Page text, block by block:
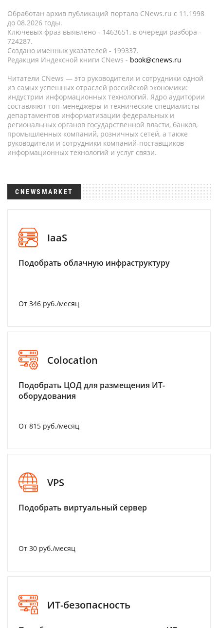
Обработан архив публикаций портала CNews.ru c 11.1998
до 08.2026 годы.
Ключевых фраз выявлено - 1463651, в очереди разбора -
724287.
Создано именных указателей - 199337.
Редакция Индексной книги CNews - book@cnews.ru
Читатели CNews — это руководители и сотрудники одной
из самых успешных отраслей российской экономики:
индустрии информационных технологий. Ядро аудитории
составляют топ-менеджеры и технические специалисты
департаментов информатизации федеральных и
региональных органов государственной власти, банков,
промышленных компаний, розничных сетей, а также
руководители и сотрудники компаний-поставщиков
информационных технологий и услуг связи.
CNEWSMARKET
IaaS
Подобрать облачную инфраструктуру
От 346 руб./месяц
Colocation
Подобрать ЦОД для размещения ИТ-
оборудования
От 815 руб./месяц
VPS
Подобрать виртуальный сервер
От 30 руб./месяц
ИТ-безопасность